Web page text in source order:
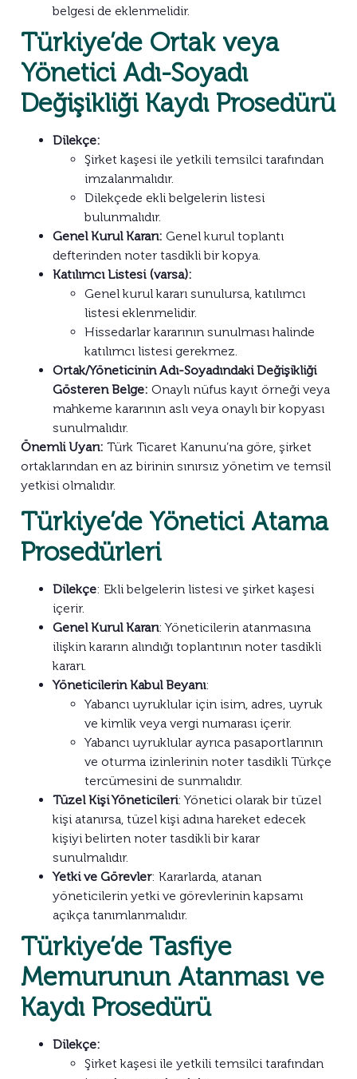
belgesi de eklenmelidir.
Türkiye’de Ortak veya
Yönetici Adı-Soyadı
Değişikliği Kaydı Prosedürü
Dilekçe:
Şirket kaşesi ile yetkili temsilci tarafından
imzalanmalıdır.
Dilekçede ekli belgelerin listesi
bulunmalıdır.
Genel Kurul Kararı: Genel kurul toplantı
defterinden noter tasdikli bir kopya.
Katılımcı Listesi (varsa):
Genel kurul kararı sunulursa, katılımcı
listesi eklenmelidir.
Hissedarlar kararının sunulması halinde
katılımcı listesi gerekmez.
Ortak/Yöneticinin Adı-Soyadındaki Değişikliği
Gösteren Belge: Onaylı nüfus kayıt örneği veya
mahkeme kararının aslı veya onaylı bir kopyası
sunulmalıdır.
Önemli Uyarı: Türk Ticaret Kanunu’na göre, şirket
ortaklarından en az birinin sınırsız yönetim ve temsil
yetkisi olmalıdır.
Türkiye’de Yönetici Atama
Prosedürleri
Dilekçe: Ekli belgelerin listesi ve şirket kaşesi
içerir.
Genel Kurul Kararı: Yöneticilerin atanmasına
ilişkin kararın alındığı toplantının noter tasdikli
kararı.
Yöneticilerin Kabul Beyanı:
Yabancı uyruklular için isim, adres, uyruk
ve kimlik veya vergi numarası içerir.
Yabancı uyruklular ayrıca pasaportlarının
ve oturma izinlerinin noter tasdikli Türkçe
tercümesini de sunmalıdır.
Tüzel Kişi Yöneticileri: Yönetici olarak bir tüzel
kişi atanırsa, tüzel kişi adına hareket edecek
kişiyi belirten noter tasdikli bir karar
sunulmalıdır.
Yetki ve Görevler: Kararlarda, atanan
yöneticilerin yetki ve görevlerinin kapsamı
açıkça tanımlanmalıdır.
Türkiye’de Tasfiye
Memurunun Atanması ve
Kaydı Prosedürü
Dilekçe:
Şirket kaşesi ile yetkili temsilci tarafından